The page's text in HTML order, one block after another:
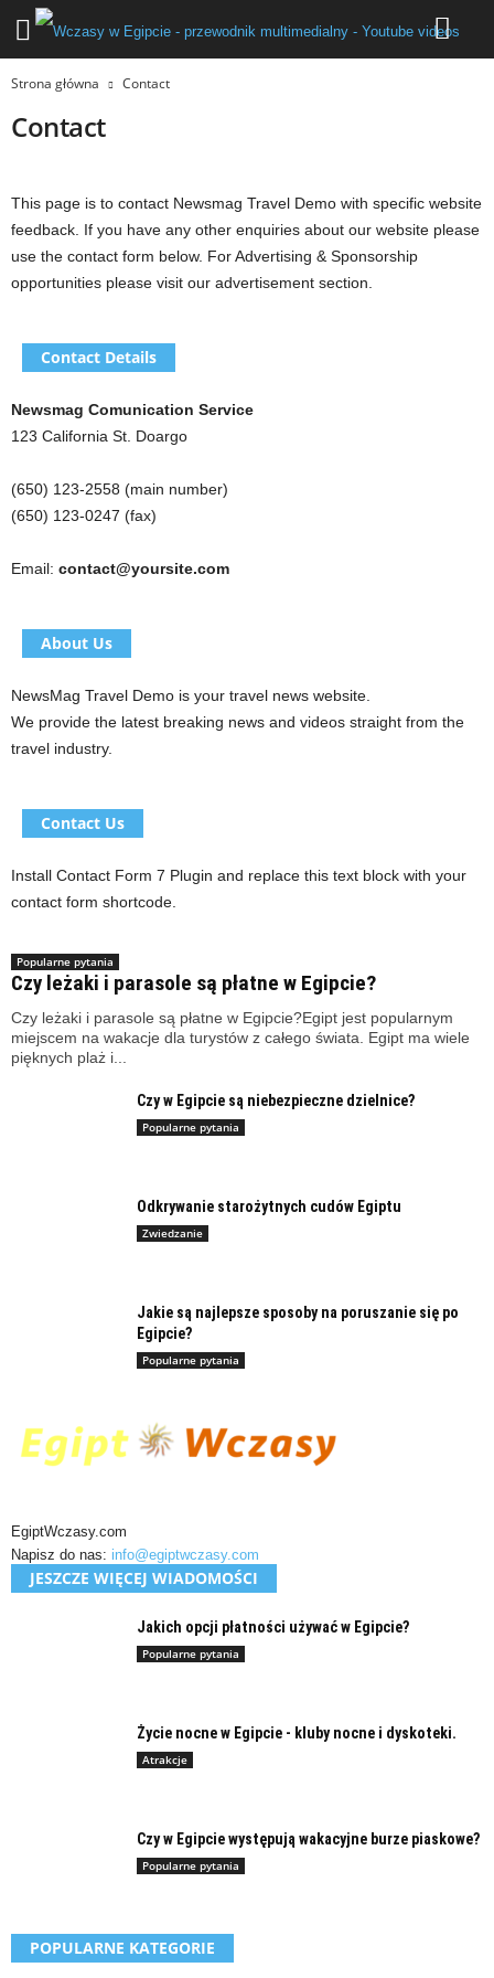
Strona główna Contact
Contact
This page is to contact Newsmag Travel Demo with specific website
feedback. If you have any other enquiries about our website please
use the contact form below. For Advertising & Sponsorship
opportunities please visit our advertisement section.
Contact Details
Newsmag Comunication Service
123 California St. Doargo
(650) 123-2558 (main number)
(650) 123-0247 (fax)
Email: contact@yoursite.com
About Us
NewsMag Travel Demo is your travel news website.
We provide the latest breaking news and videos straight from the
travel industry.
Contact Us
Install Contact Form 7 Plugin and replace this text block with your
contact form shortcode.
Popularne pytania
Czy leżaki i parasole są płatne w Egipcie?
Czy leżaki i parasole są płatne w Egipcie?Egipt jest popularnym
miejscem na wakacje dla turystów z całego świata. Egipt ma wiele
pięknych plaż i...
Czy w Egipcie są niebezpieczne dzielnice?
Popularne pytania
Odkrywanie starożytnych cudów Egiptu
Zwiedzanie
Jakie są najlepsze sposoby na poruszanie się po
Egipcie?
Popularne pytania
EgiptWczasy.com
Napisz do nas: info@egiptwczasy.com
JESZCZE WIĘCEJ WIADOMOŚCI
Jakich opcji płatności używać w Egipcie?
Popularne pytania
Życie nocne w Egipcie - kluby nocne i dyskoteki.
Atrakcje
Czy w Egipcie występują wakacyjne burze piaskowe?
Popularne pytania
POPULARNE KATEGORIE